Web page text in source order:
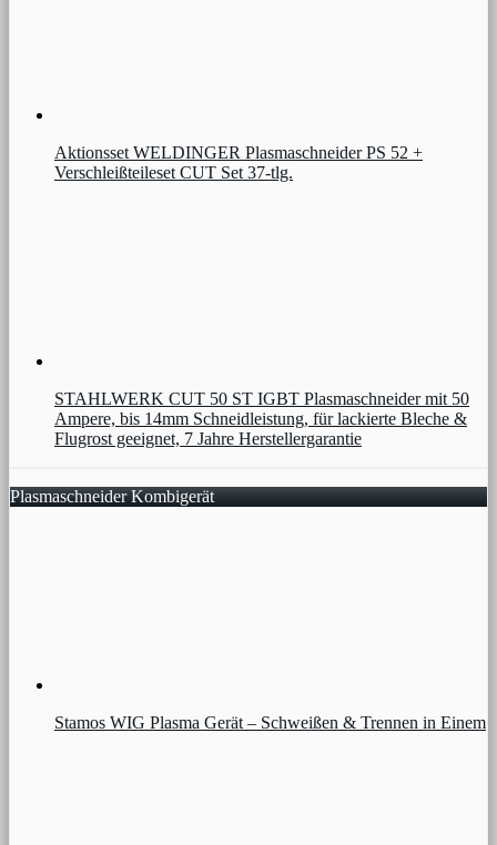
Aktionsset WELDINGER Plasmaschneider PS 52 +
Verschleißteileset CUT Set 37-tlg.
STAHLWERK CUT 50 ST IGBT Plasmaschneider mit 50
Ampere, bis 14mm Schneidleistung, für lackierte Bleche &
Flugrost geeignet, 7 Jahre Herstellergarantie
Plasmaschneider Kombigerät
Stamos WIG Plasma Gerät – Schweißen & Trennen in Einem